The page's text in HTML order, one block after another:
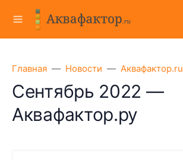
Главная Новости Аквафактор.ru
Сентябрь 2022 —
Аквафактор.ру